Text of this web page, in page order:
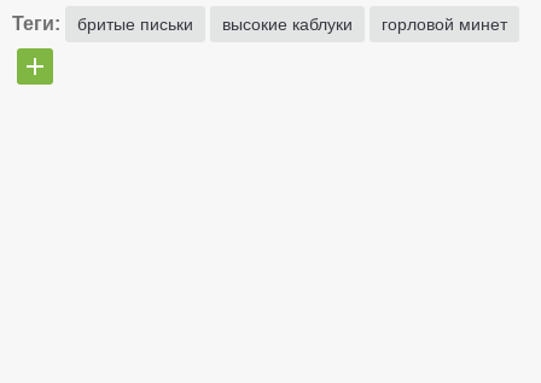
Теги: бритые письки высокие каблуки горловой минет